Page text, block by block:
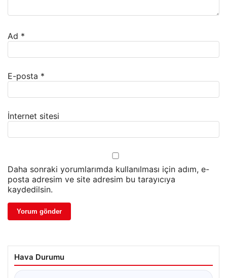
Ad *
E-posta *
İnternet sitesi
Daha sonraki yorumlarımda kullanılması için adım, e-
posta adresim ve site adresim bu tarayıcıya
kaydedilsin.
Hava Durumu